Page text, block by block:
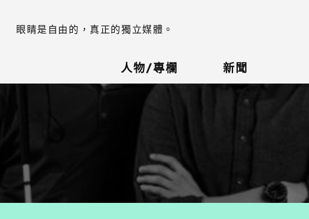
眼睛是自由的，真正的獨立媒體。
人物/專欄 新聞